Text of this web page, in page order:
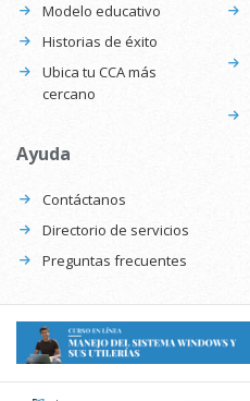
Modelo educativo
Historias de éxito
Ubica tu CCA más
cercano
Ayuda
Contáctanos
Directorio de servicios
Preguntas frecuentes